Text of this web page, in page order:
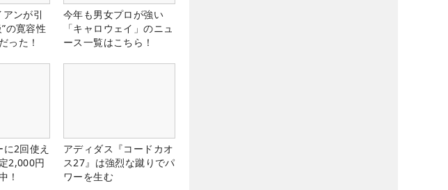
アンが引
の寛容性
った！
今年も男女プロが強い
「キャロウェイ」のニュ
ース一覧はこちら！
2回使え
2,000円
！
アディダス『コードカオ
ス27』は強烈な蹴りでパ
ワーを生む